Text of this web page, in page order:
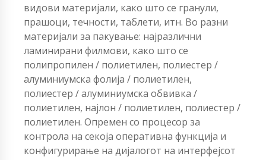
видови материјали, како што се гранули,
прашоци, течности, таблети, итн. Во разни
материјали за пакување: најразлични
ламинирани филмови, како што се
полипропилен / полиетилен, полиестер /
алуминиумска фолија / полиетилен,
полиестер / алуминиумска обвивка /
полиетилен, најлон / полиетилен, полиестер /
полиетилен. Опремен со процесор за
контрола на секоја оперативна функција и
конфигурирање на дијалогот на интерфејсот